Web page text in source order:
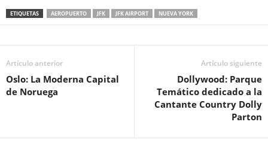
ETIQUETAS AEROPUERTO JFK JFK AIRPORT NUEVA YORK
Artículo anterior
Oslo: La Moderna Capital
de Noruega
Artículo siguiente
Dollywood: Parque
Temático dedicado a la
Cantante Country Dolly
Parton